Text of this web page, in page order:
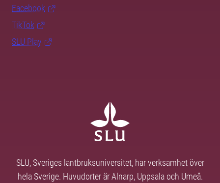
Facebook
TikTok
SLU Play
SLU, Sveriges lantbruksuniversitet, har verksamhet över
hela Sverige. Huvudorter är Alnarp, Uppsala och Umeå.